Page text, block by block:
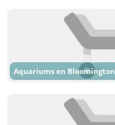
Aquariums en Bloomington